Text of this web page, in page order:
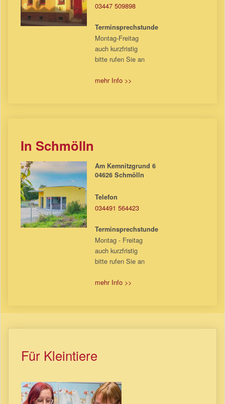
03447 509898
Terminsprechstunde
Montag-Freitag
auch kurzfristig
bitte rufen Sie an
mehr Info >>
In Schmölln
Am Kemnitzgrund 6
04626 Schmölln
Telefon
034491 564423
Terminsprechstunde
Montag - Freitag
auch kurzfristig
bitte rufen Sie an
mehr Info >>
Für Kleintiere